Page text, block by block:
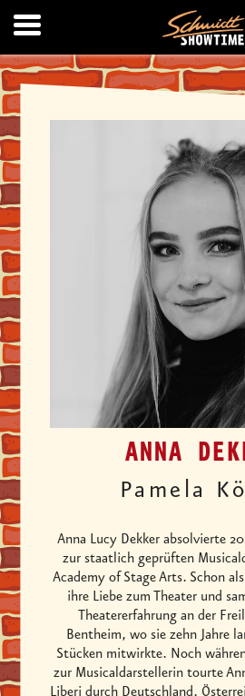
ANNA
Pamela
Anna Lucy Dekker absolvierte
zur staatlich geprüften
Academy of Stage Arts. Schon
ihre Liebe zum Theater und
Theatererfahrung an der
Bentheim, wo sie zehn Jahre
Stücken mitwirkte. Noch
zur Musicaldarstellerin tourte
Liberi durch Deutschland,